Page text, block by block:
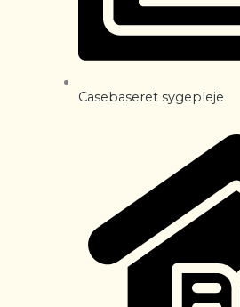
Casebaseret sygepleje